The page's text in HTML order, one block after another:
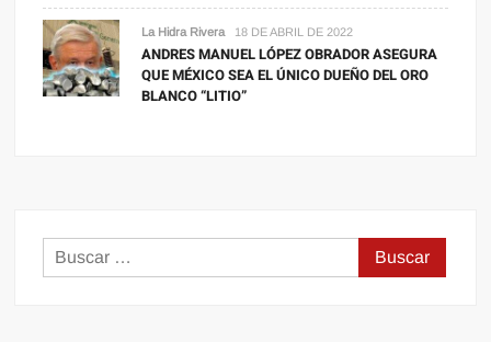
La Hidra Rivera 18 DE ABRIL DE 2022
ANDRES MANUEL LÓPEZ OBRADOR ASEGURA
QUE MÉXICO SEA EL ÚNICO DUEÑO DEL ORO
BLANCO “LITIO”
Buscar: